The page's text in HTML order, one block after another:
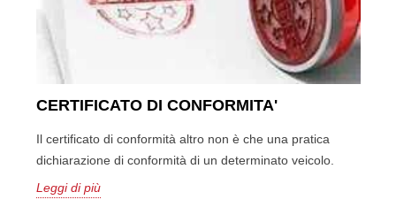
CERTIFICATO DI CONFORMITA'
Il certificato di conformità altro non è che una pratica
dichiarazione di conformità di un determinato veicolo.
Leggi di più